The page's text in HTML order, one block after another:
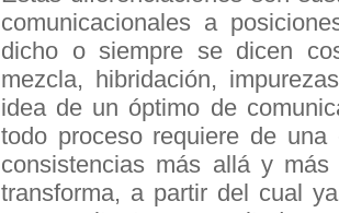
comunicacionales a
dicho o siempre se dicen
mezcla, hibridación,
idea de un óptimo de
todo proceso requiere de
consistencias más allá y
transforma, a partir del cual